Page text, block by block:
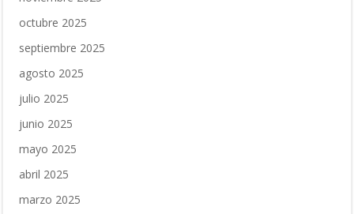
octubre 2025
septiembre 2025
agosto 2025
julio 2025
junio 2025
mayo 2025
abril 2025
marzo 2025